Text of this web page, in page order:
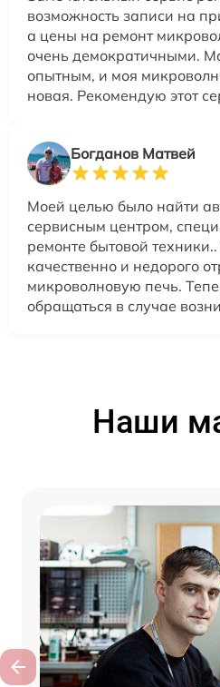
возможность записи на
а цены на ремонт
очень демократичными.
опытным, и моя
новая. Рекомендую этот
Богданов Матвей
Моей целью было найти
сервисным центром,
ремонте бытовой
качественно и недорого
микроволновую печь.
обращаться в случае
Наши